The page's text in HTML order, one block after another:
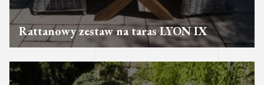
Rattanowy zestaw na taras LYON IX